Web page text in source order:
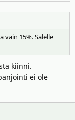
vain 15%. Salelle
kiinni.
ei ole